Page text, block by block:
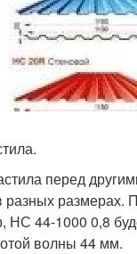
перед
разных размерах.
НС 44-1000 0,8
волны 44 мм.